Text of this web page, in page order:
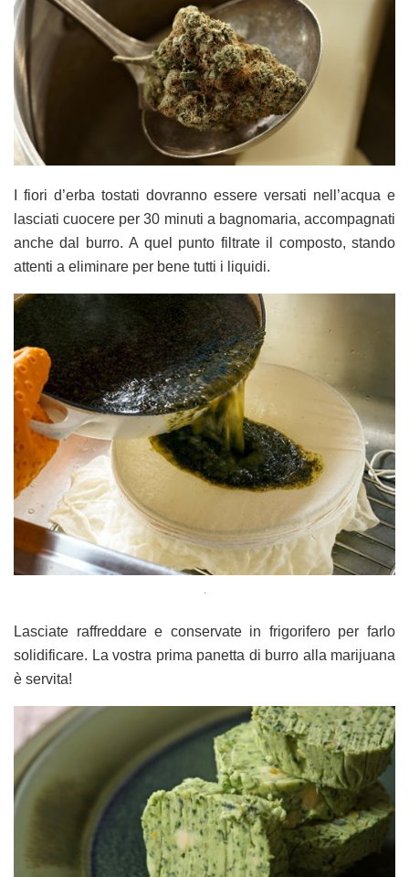
I fiori d’erba tostati dovranno essere versati nell’acqua e
lasciati cuocere per 30 minuti a bagnomaria, accompagnati
anche dal burro. A quel punto filtrate il composto, stando
attenti a eliminare per bene tutti i liquidi.
.
Lasciate raffreddare e conservate in frigorifero per farlo
solidificare. La vostra prima panetta di burro alla marijuana
è servita!